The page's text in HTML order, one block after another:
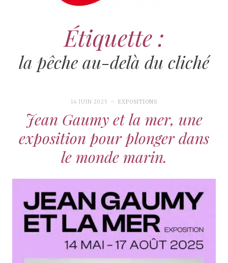
ItArtBag
Étiquette :
la pêche au-delà du cliché
14 JUIN 2025 EXPOSITIONS
Jean Gaumy et la mer, une
exposition pour plonger dans
le monde marin.